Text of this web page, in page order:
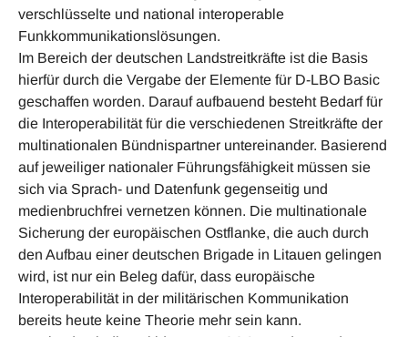
verschlüsselte und national interoperable
Funkkommunikationslösungen.
Im Bereich der deutschen Landstreitkräfte ist die Basis
hierfür durch die Vergabe der Elemente für D-LBO Basic
geschaffen worden. Darauf aufbauend besteht Bedarf für
die Interoperabilität für die verschiedenen Streitkräfte der
multinationalen Bündnispartner untereinander. Basierend
auf jeweiliger nationaler Füh­rungsfähigkeit müssen sie
sich via Sprach- und Datenfunk gegenseitig und
medienbruchfrei vernetzen können. Die multinationale
Sicherung der europäischen Ostflanke, die auch durch
den Aufbau einer deut­schen Brigade in Litauen gelingen
wird, ist nur ein Beleg dafür, dass europäische
Interoperabilität in der militärischen Kommunikation
bereits heute keine Theorie mehr sein kann.